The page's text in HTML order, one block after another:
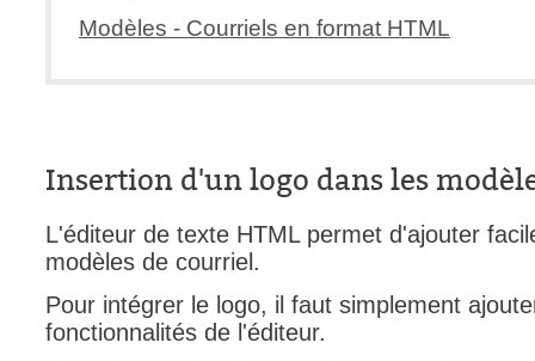
Modèles - Courriels en format HTML
Insertion d'un logo dans les
L'éditeur de texte HTML permet d'ajouter
modèles de courriel.
Pour intégrer le logo, il faut simplement
fonctionnalités de l'éditeur.